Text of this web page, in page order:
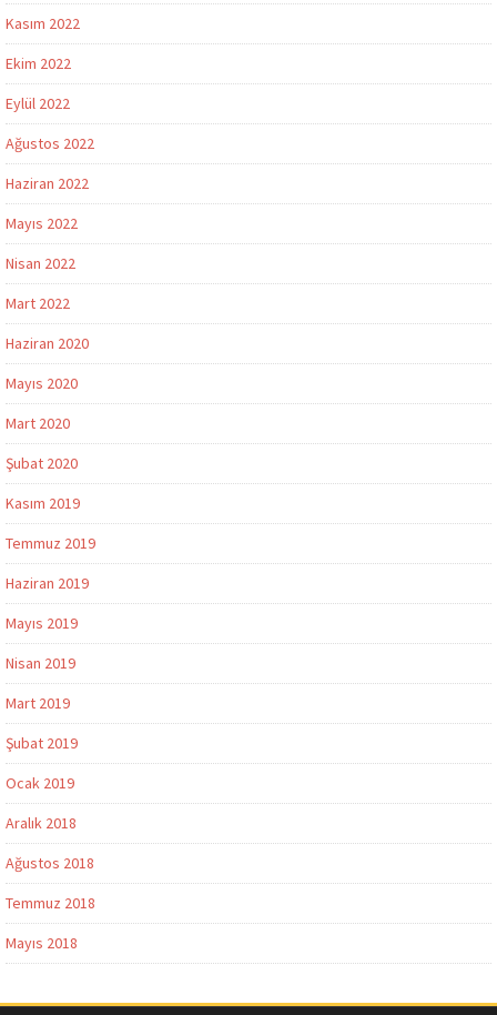
Kasım 2022
Ekim 2022
Eylül 2022
Ağustos 2022
Haziran 2022
Mayıs 2022
Nisan 2022
Mart 2022
Haziran 2020
Mayıs 2020
Mart 2020
Şubat 2020
Kasım 2019
Temmuz 2019
Haziran 2019
Mayıs 2019
Nisan 2019
Mart 2019
Şubat 2019
Ocak 2019
Aralık 2018
Ağustos 2018
Temmuz 2018
Mayıs 2018